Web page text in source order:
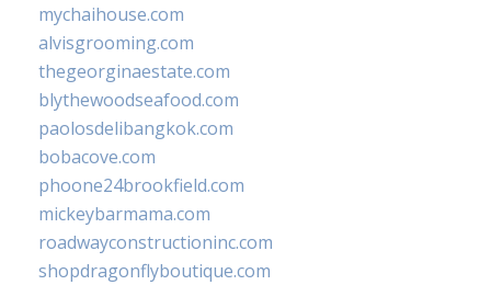
mychaihouse.com
alvisgrooming.com
thegeorginaestate.com
blythewoodseafood.com
paolosdelibangkok.com
bobacove.com
phoone24brookfield.com
mickeybarmama.com
roadwayconstructioninc.com
shopdragonflyboutique.com